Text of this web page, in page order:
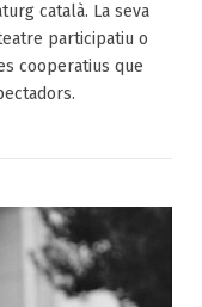
català. La seva
participatiu o
cooperatius que